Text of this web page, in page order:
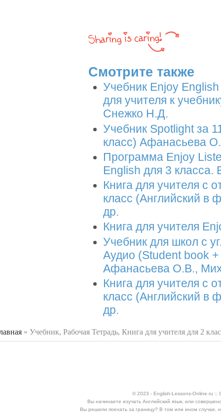
Смотрите также
Учебник Enjoy
для учителя к
Снежко Н.Д.
Учебник Spotlight за
класс) Афанасьева
Программа Enjoy
English для 3 класса.
Книга для учителя с
класс (Английский в
др.
Книга для учителя
Учебник для школ с
Аудио (Student book
Афанасьева О.В.,
Книга для учителя с
класс (Английский в
др.
» Учебник, Рабочая Тетрадь, Книга для учителя для 2
© 2023 - English-Lessons-Online.ru ::
Вы начинаете изучать Английский язык, или
Вы решили поехать за границу? В том или ином случае,